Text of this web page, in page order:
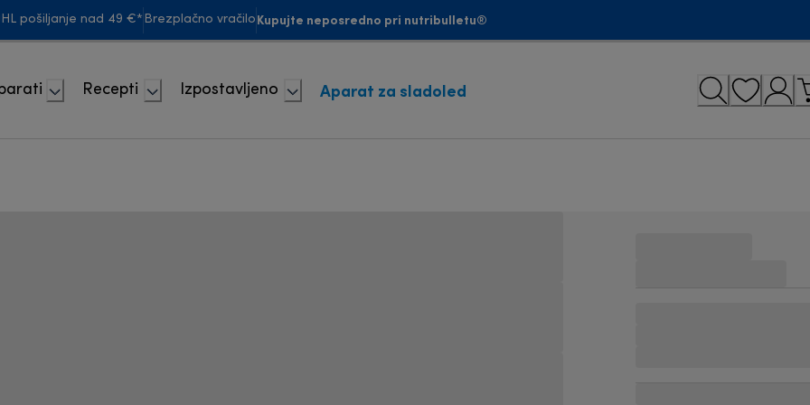
pošiljanje nad 49 €* Brezplačno vračilo Kupujte neposredno pri nutribulletu®
Recepti Izpostavljeno Aparat za sladoled